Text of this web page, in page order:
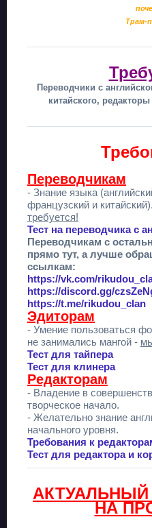
Трам-
Переводчики с
китайского,
Переводчикам
- Знание языка
французский и
требуется!
Тест на переводчика c
Переводчикам с
прямо тут, а лучше
ссылкам:
https://vk.com/
https://discord.gg/
https://t.me/rikudou_clan
Эдиторам
- Умение пользоваться
не занимались мангой -
Тест для тайпера
Тест для клинера
Редакторам
- Владение в
творческое начало.
- Желательно знание
начального уровня.
Требования к
Тест для редактора и
НА